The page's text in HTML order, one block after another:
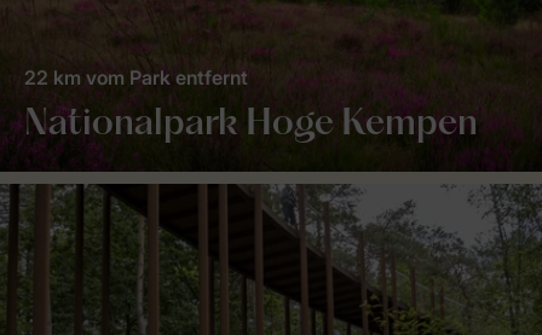
Nationalpark Hoge Kempen
22 km vom Park entfernt